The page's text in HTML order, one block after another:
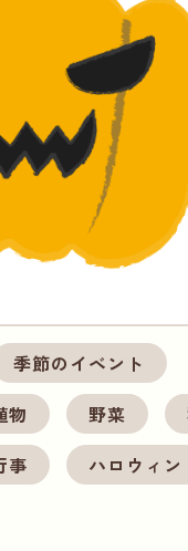
季節のイベント
物 野菜
事 ハロウィン